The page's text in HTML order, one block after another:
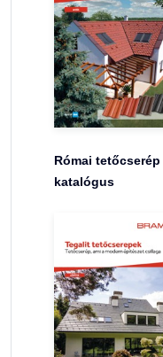
Római tetőcserép
katalógus